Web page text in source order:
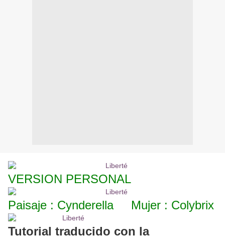
VERSION PERSONAL
Paisaje : Cynderella Mujer : Colybrix
Tutorial traducido con la